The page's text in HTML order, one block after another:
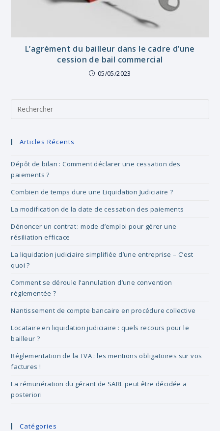
L’agrément du bailleur dans le cadre d’une
cession de bail commercial
05/05/2023
Articles Récents
Dépôt de bilan : Comment déclarer une cessation des
paiements ?
Combien de temps dure une Liquidation Judiciaire ?
La modification de la date de cessation des paiements
Dénoncer un contrat : mode d’emploi pour gérer une
résiliation efficace
La liquidation judiciaire simplifiée d’une entreprise – C’est
quoi ?
Comment se déroule l’annulation d’une convention
réglementée ?
Nantissement de compte bancaire en procédure collective
Locataire en liquidation judiciaire : quels recours pour le
bailleur ?
Réglementation de la TVA : les mentions obligatoires sur vos
factures !
La rémunération du gérant de SARL peut être décidée a
posteriori
Catégories